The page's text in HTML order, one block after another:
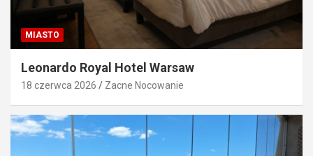
MIASTO
Leonardo Royal Hotel Warsaw
18 czerwca 2026 Zacne Nocowanie